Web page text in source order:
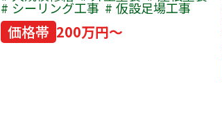
シーリング工事 仮設足場工事
価格帯 200万円～